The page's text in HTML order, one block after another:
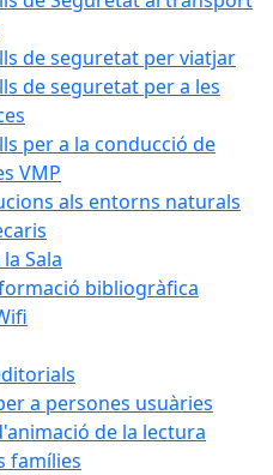
de seguretat per viatjar
de seguretat per a les
per a la conducció de
VMP
als entorns naturals
Sala
bibliogràfica
a persones usuàries
de la lectura
famílies